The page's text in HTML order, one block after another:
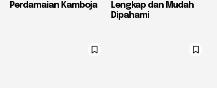
Perdamaian Kamboja
Lengkap dan Mudah
Dipahami